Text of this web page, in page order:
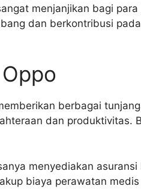
menjanjikan bagi
dan berkontribusi
berbagai
dan produktivitas.
menyediakan
biaya perawatan